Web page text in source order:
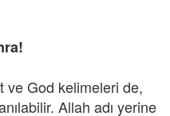
ve God kelimeleri de,
Allah adı yerine